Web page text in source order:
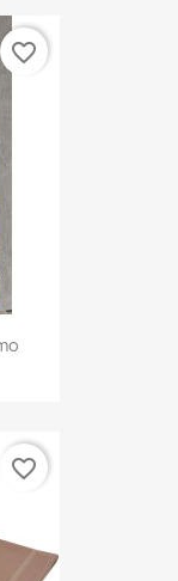
favorite_border
favorite_border